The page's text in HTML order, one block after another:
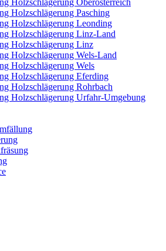
Holzschlägerung Oberösterreich
Holzschlägerung Pasching
Holzschlägerung Leonding
Holzschlägerung Linz-Land
Holzschlägerung Linz
Holzschlägerung Wels-Land
Holzschlägerung Wels
Holzschlägerung Eferding
Holzschlägerung Rohrbach
Holzschlägerung Urfahr-Umgebung